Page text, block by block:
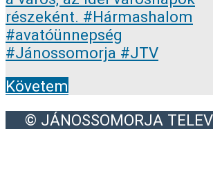
Követem
© JÁNOSSOMORJA